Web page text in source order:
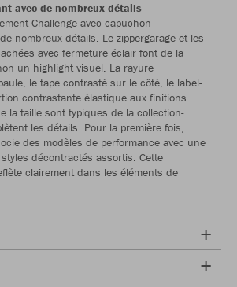
avec de nombreux détails
Challenge avec capuchon
nombreux détails. Le zippergarage et les
avec fermeture éclair font de la
un highlight visuel. La rayure
le tape contrasté sur le côté, le label-
contrastante élastique aux finitions
la taille sont typiques de la collection-
les détails. Pour la première fois,
des modèles de performance avec une
décontractés assortis. Cette
clairement dans les éléments de